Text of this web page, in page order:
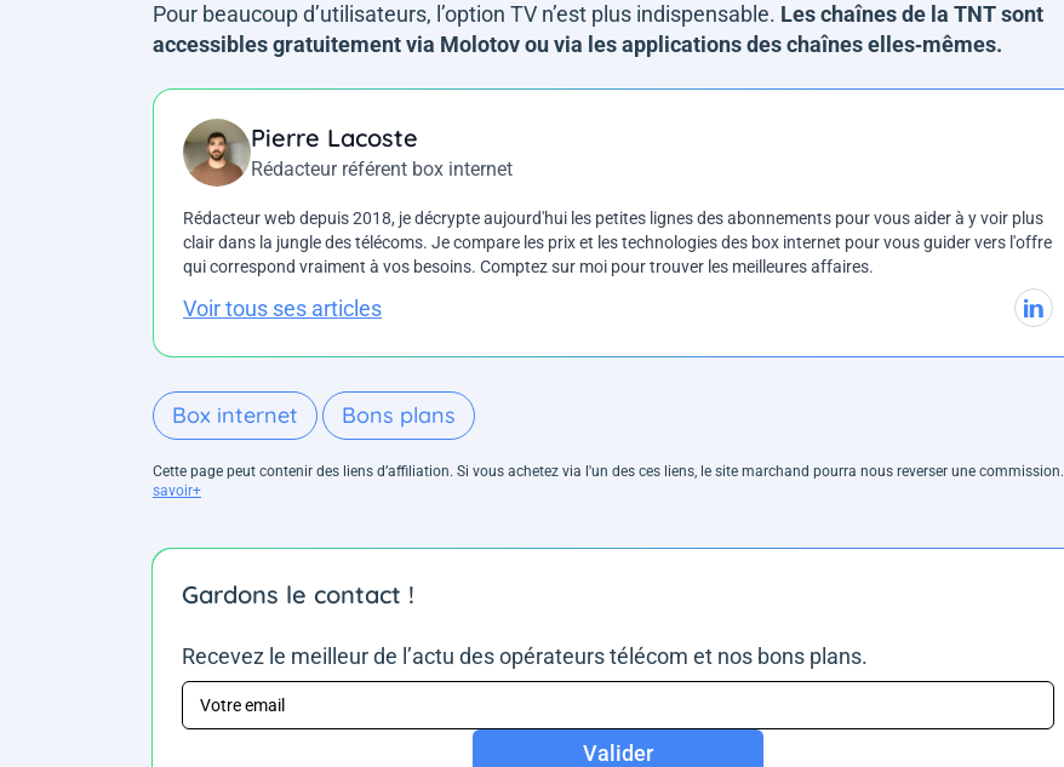
Pour beaucoup d’utilisateurs, l’option TV n’est plus indispensable. Les chaînes de la TNT sont
accessibles gratuitement via Molotov ou via les applications des chaînes elles‑mêmes.
Pierre Lacoste
Rédacteur référent box internet
Rédacteur web depuis 2018, je décrypte aujourd'hui les petites lignes des abonnements pour vous aider à y voir plus
clair dans la jungle des télécoms. Je compare les prix et les technologies des box internet pour vous guider vers l'offre
qui correspond vraiment à vos besoins. Comptez sur moi pour trouver les meilleures affaires.
Voir tous ses articles
Box internet Bons plans
Cette page peut contenir des liens d’affiliation. Si vous achetez via l'un des ces liens, le site marchand pourra nous reverser une commission.
savoir+
Gardons le contact !
Recevez le meilleur de l’actu des opérateurs télécom et nos bons plans.
Valider